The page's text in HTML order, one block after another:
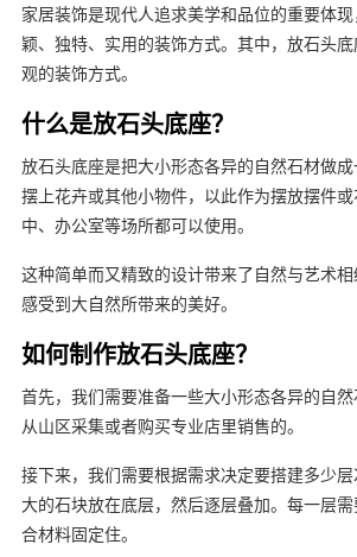
家居装饰是现代人追求美学和品位的重要体
颖、独特、实用的装饰方式。其中，放石头
观的装饰方式。
什么是放石头底座？
放石头底座是把大小形态各异的自然石材做
摆上花卉或其他小物件，以此作为摆放摆件
中、办公室等场所都可以使用。
这种简单而又精致的设计带来了自然与艺术
感受到大自然所带来的美好。
如何制作放石头底座？
首先，我们需要准备一些大小形态各异的自
从山区采集或者购买专业店里销售的。
接下来，我们需要根据需求决定要搭建多少
大的石块放在底层，然后逐层叠加。每一层
合材料固定住。